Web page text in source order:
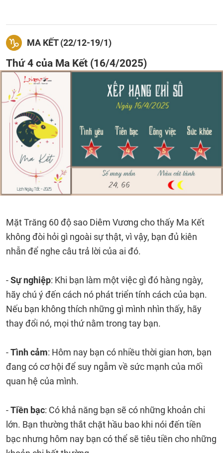
MA KẾT (22/12-19/1)
Thứ 4 của Ma Kết (16/4/2025)
Mặt Trăng 60 độ sao Diêm Vương cho thấy Ma Kết
không đòi hỏi gì ngoài sự thật, vì vậy, bạn đủ kiên
nhẫn để nghe câu trả lời của ai đó.
-Sự nghiệp: Khi bạn làm một việc gì đó hàng ngày,
hãy chú ý đến cách nó phát triển tính cách của bạn.
Nếu bạn không thích những gì mình nhìn thấy, hãy
thay đổi nó, mọi thứ nằm trong tay bạn.
-Tình cảm: Hôm nay bạn có nhiều thời gian hơn, bạn
đang có cơ hội để suy ngẫm về sức mạnh của mối
quan hệ của mình.
-Tiền bạc: Có khả năng bạn sẽ có những khoản chi
lớn. Bạn thường thắt chặt hầu bao khi nói đến tiền
bạc nhưng hôm nay bạn có thể sẽ tiêu tiền cho những